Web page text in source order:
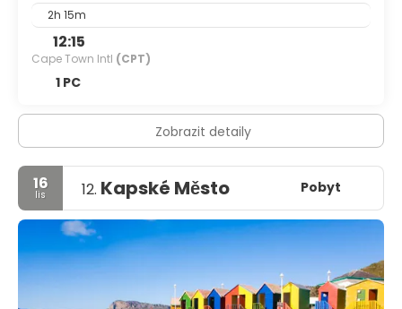
2h 15m
12:15
Cape Town Intl (CPT)
1 PC
Zobrazit detaily
16
lis 12. Kapské Město Pobyt